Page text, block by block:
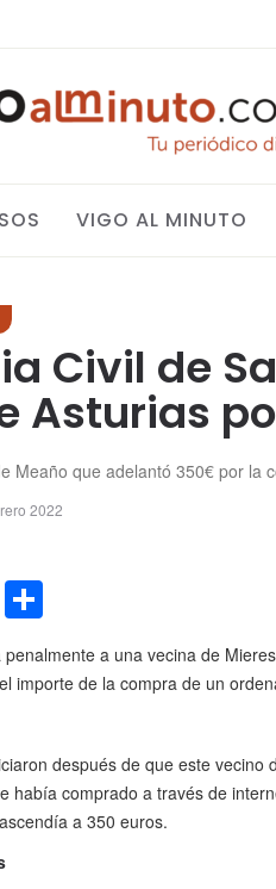
VIGO AL MINUTO
Civil de
Asturias
Meaño que adelantó 350€ por la
2022
LinkedIn
penalmente a una vecina de
importe de la compra de un
después de que este vecino
había comprado a través de
a 350 euros.